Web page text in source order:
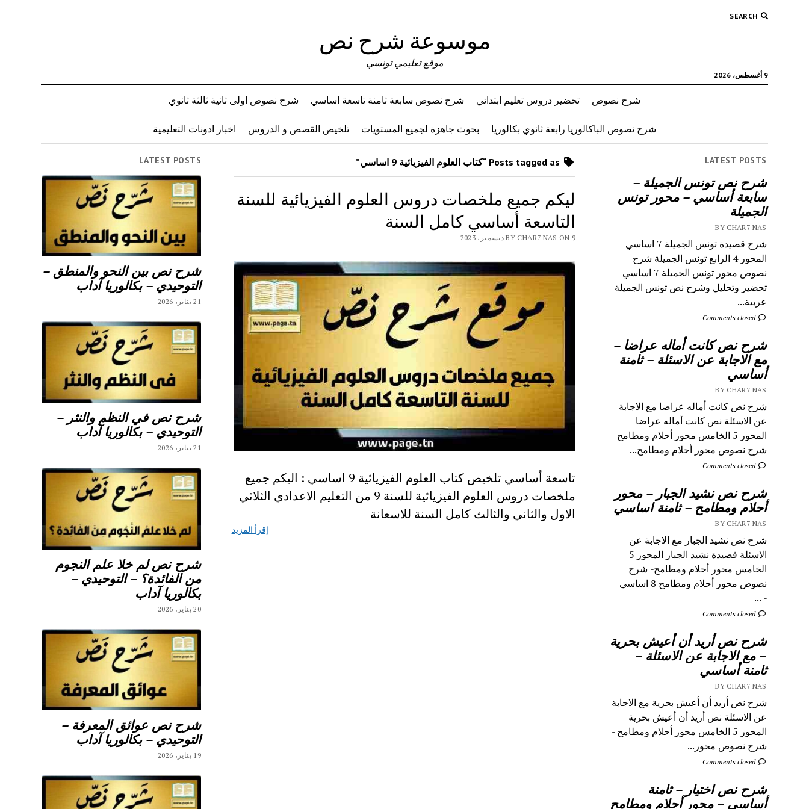
SEARCH
موسوعة شرح نص
9 أغسطس، 2026
موقع تعليمي تونسي
شرح نصوص تحضير دروس تعليم ابتدائي شرح نصوص سابعة ثامنة تاسعة اساسي شرح نصوص اولى ثانية ثالثة ثانوي
شرح نصوص الباكالوريا رابعة ثانوي بكالوريا بحوث جاهزة لجميع المستويات تلخيص القصص و الدروس اخبار ادونات التعليمية
LATEST POSTS
شرح نص تونس الجميلة –
سابعة أساسي – محور تونس
الجميلة
BY CHAR7 NAS
شرح قصيدة تونس الجميلة 7 اساسي
المحور 4 الرابع تونس الجميلة شرح
نصوص محور تونس الجميلة 7 اساسي
تحضير وتحليل وشرح نص تونس الجميلة
عربية...
Comments closed
شرح نص كانت أماله عراضا –
مع الاجابة عن الاسئلة – ثامنة
أساسي
BY CHAR7 NAS
شرح نص كانت أماله عراضا مع الاجابة
عن الاسئلة نص كانت أماله عراضا
المحور 5 الخامس محور أحلام ومطامح -
شرح نصوص محور أحلام ومطامح...
Comments closed
شرح نص نشيد الجبار – محور
أحلام ومطامح – ثامنة اساسي
BY CHAR7 NAS
شرح نص نشيد الجبار مع الاجابة عن
الاسئلة قصيدة نشيد الجبار المحور 5
الخامس محور أحلام ومطامح- شرح
نصوص محور أحلام ومطامح 8 اساسي
- ...
Comments closed
شرح نص أريد أن أعيش بحرية
– مع الاجابة عن الاسئلة –
ثامنة أساسي
BY CHAR7 NAS
شرح نص أريد أن أعيش بحرية مع الاجابة
عن الاسئلة نص أريد أن أعيش بحرية
المحور 5 الخامس محور أحلام ومطامح -
شرح نصوص محور...
Comments closed
شرح نص اختيار – ثامنة
أساسي – محور أحلام ومطامح
ليكم جميع ملخصات دروس العلوم الفيزيائية للسنة
التاسعة أساسي كامل السنة
BY CHAR7 NAS ON 9 ديسمبر، 2023
تاسعة أساسي تلخيص كتاب العلوم الفيزيائية 9 اساسي : اليكم جميع
ملخصات دروس العلوم الفيزيائية للسنة 9 من التعليم الاعدادي الثلاثي
الاول والثاني والثالث كامل السنة للاسعانة
إقرأ المزيد
LATEST POSTS
شرح نص بين النحو والمنطق –
التوحيدي – بكالوريا آداب
21 يناير، 2026
شرح نص في النظم والنثر –
التوحيدي – بكالوريا آداب
21 يناير، 2026
شرح نص لم خلا علم النجوم
من الفائدة؟ – التوحيدي –
بكالوريا آداب
20 يناير، 2026
شرح نص عوائق المعرفة –
التوحيدي – بكالوريا آداب
19 يناير، 2026